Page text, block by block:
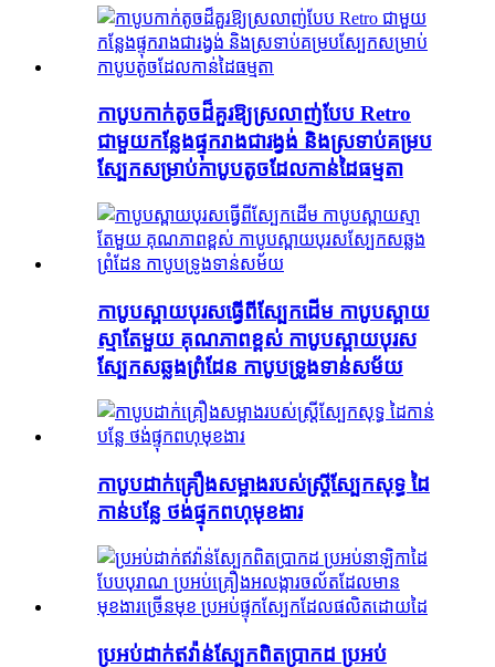
កាបូប​កាក់​តូច​ដ៏​គួរ​ឱ្យ​ស្រលាញ់​បែប​ Retro
ជាមួយ​កន្លែង​ផ្ទុក​រាង​ជា​រង្វង់ និង​ស្រទាប់​គម្រប​
ស្បែក​សម្រាប់​កាបូប​តូច​ដែល​កាន់​ដៃ​ធម្មតា
កាបូបស្ពាយបុរសធ្វើពីស្បែកដើម កាបូបស្ពាយ
ស្មាតែមួយ គុណភាពខ្ពស់ កាបូបស្ពាយបុរស
ស្បែកសឆ្លងព្រំដែន កាបូបទ្រូងទាន់សម័យ
កាបូបដាក់គ្រឿងសម្អាងរបស់ស្ត្រីស្បែកសុទ្ធ ដៃ
កាន់បន្លែ ថង់ផ្ទុកពហុមុខងារ
ប្រអប់ដាក់ឥវ៉ាន់ស្បែកពិតប្រាកដ ប្រអប់